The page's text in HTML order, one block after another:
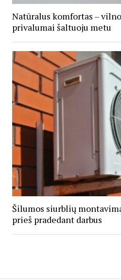
Natūralus komfortas –
privalumai šaltuoju metu
Šilumos siurblių
prieš pradedant darbus